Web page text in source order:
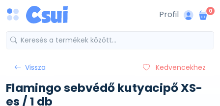
Profil 0
Vissza Kedvencekhez
Flamingo sebvédő kutyacipő XS-
es / 1 db